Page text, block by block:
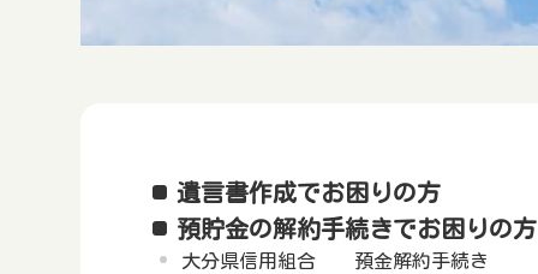
遺言書作成でお困りの方
預貯金の解約手続きでお困りの方
大分県信用組合 預金解約手続き